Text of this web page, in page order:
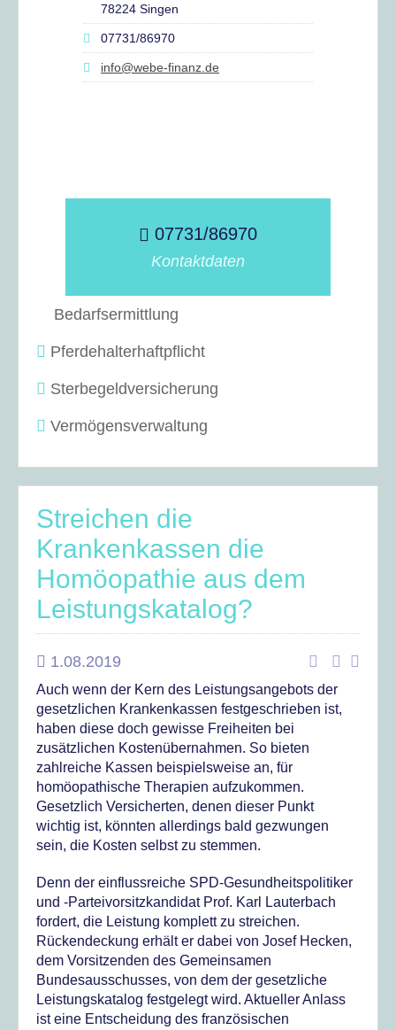
78224 Singen
07731/86970
info@webe-finanz.de
07731/86970
Kontaktdaten
Bedarfsermittlung
Pferdehalterhaftpflicht
Sterbegeldversicherung
Vermögensverwaltung
Streichen die
Krankenkassen die
Homöopathie aus dem
Leistungskatalog?
1.08.2019
Auch wenn der Kern des Leistungsangebots der
gesetzlichen Krankenkassen festgeschrieben ist,
haben diese doch gewisse Freiheiten bei
zusätzlichen Kostenübernahmen. So bieten
zahlreiche Kassen beispielsweise an, für
homöopathische Therapien aufzukommen.
Gesetzlich Versicherten, denen dieser Punkt
wichtig ist, könnten allerdings bald gezwungen
sein, die Kosten selbst zu stemmen.
Denn der einflussreiche SPD-Gesundheitspolitiker
und -Parteivorsitzkandidat Prof. Karl Lauterbach
fordert, die Leistung komplett zu streichen.
Rückendeckung erhält er dabei von Josef Hecken,
dem Vorsitzenden des Gemeinsamen
Bundesausschusses, von dem der gesetzliche
Leistungskatalog festgelegt wird. Aktueller Anlass
ist eine Entscheidung des französischen